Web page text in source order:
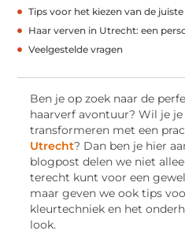
Tips voor het kiezen van de
Haar verven in Utrecht: een
Veelgestelde vragen
Ben je op zoek naar de
haarverf avontuur? Wil je
transformeren met een
Utrecht? Dan ben je hier
blogpost delen we niet
terecht kunt voor een
maar geven we ook tips
kleurtechniek en het
look.